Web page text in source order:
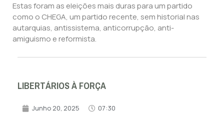
Estas foram as eleições mais duras para um partido
como o CHEGA, um partido recente, sem historial nas
autarquias, antissistema, anticorrupção, anti-
amiguismo e reformista.
LIBERTÁRIOS À FORÇA
Junho 20, 2025 07:30